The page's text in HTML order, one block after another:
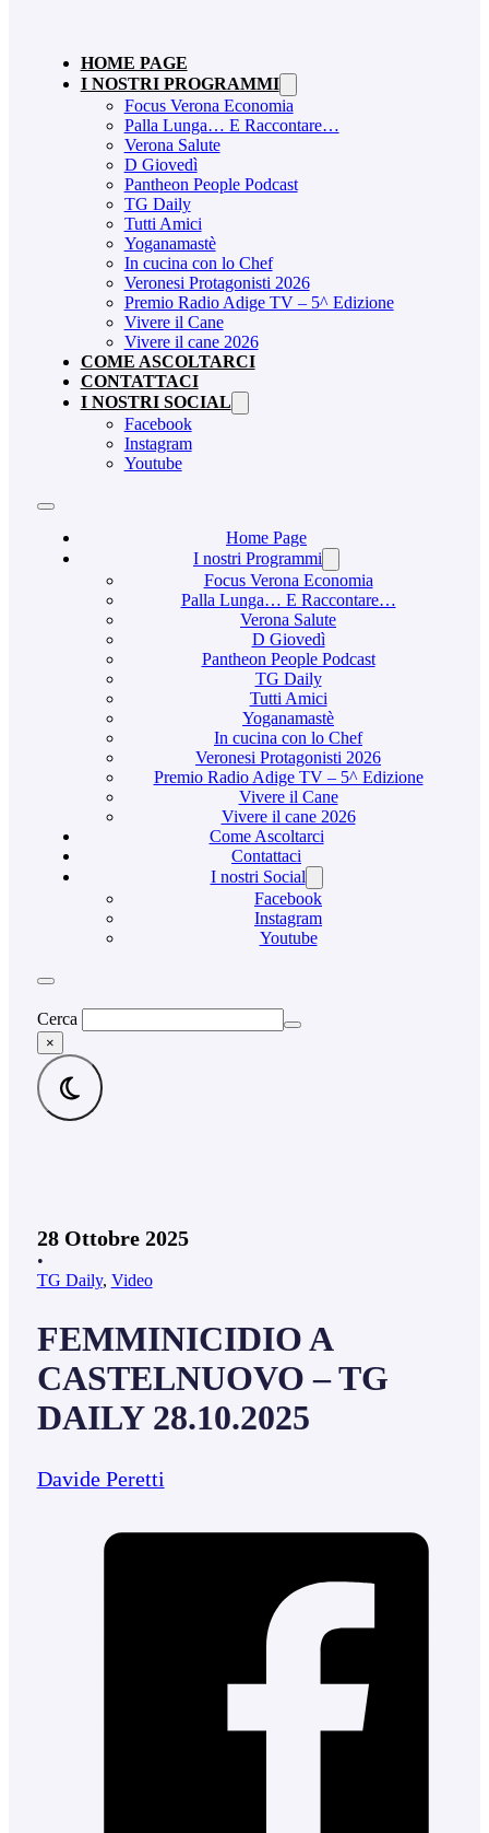
HOME PAGE
I NOSTRI PROGRAMMI
Focus Verona Economia
Palla Lunga… E Raccontare…
Verona Salute
D Giovedì
Pantheon People Podcast
TG Daily
Tutti Amici
Yoganamastè
In cucina con lo Chef
Veronesi Protagonisti 2026
Premio Radio Adige TV – 5^ Edizione
Vivere il Cane
Vivere il cane 2026
COME ASCOLTARCI
CONTATTACI
I NOSTRI SOCIAL
Facebook
Instagram
Youtube
Home Page
I nostri Programmi
Focus Verona Economia
Palla Lunga… E Raccontare…
Verona Salute
D Giovedì
Pantheon People Podcast
TG Daily
Tutti Amici
Yoganamastè
In cucina con lo Chef
Veronesi Protagonisti 2026
Premio Radio Adige TV – 5^ Edizione
Vivere il Cane
Vivere il cane 2026
Come Ascoltarci
Contattaci
I nostri Social
Facebook
Instagram
Youtube
Cerca
×
28 Ottobre 2025
•
TG Daily, Video
FEMMINICIDIO A
CASTELNUOVO – TG
DAILY 28.10.2025
Davide Peretti